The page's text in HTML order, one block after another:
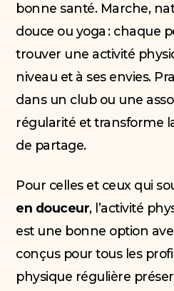
bonne santé. Marche,
douce ou yoga : chaque
trouver une activité
niveau et à ses envies.
dans un club ou une
régularité et transforme
de partage.
Pour celles et ceux qui
en douceur, l’activité
est une bonne option
conçus pour tous les
physique régulière